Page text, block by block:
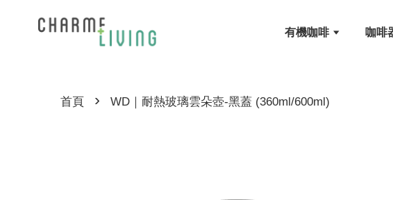
有機咖啡 咖啡
首頁 › WD｜耐熱玻璃雲朵壺-黑蓋 (360ml/600ml)